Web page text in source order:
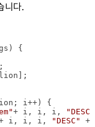
니다.
+ i, i, i,
"DESC"
i, i, i,
"DESC"